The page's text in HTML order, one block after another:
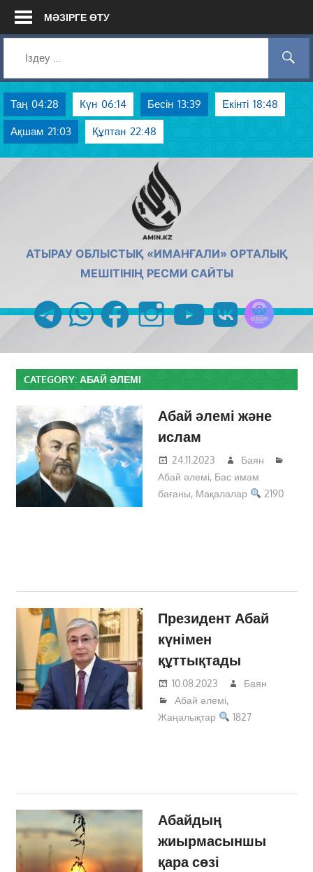
Skip
МӘЗІРГЕ ӨТУ
Таң 04:28 Күн 06:14 Бесін 13:39 Екінті 18:48
Ақшам 21:03 Құптан 22:48
АТЫРАУ ОБЛЫСТЫҚ «ИМАНҒАЛИ» ОРТАЛЫҚ
МЕШІТІНІҢ РЕСМИ САЙТЫ
telegramwhatsappfacebookinstagramyoutubevk
CATEGORY: АБАЙ ӘЛЕМІ
Абай әлемі және
ислам
24.11.2023
Баян
Абай әлемі, Бас имам
бағаны, Мақалалар 2190
Президент Абай
күнімен
құттықтады
10.08.2023
Баян
Абай әлемі,
Жаңалықтар
1827
Абайдың
жиырмасыншы
қара сөзі